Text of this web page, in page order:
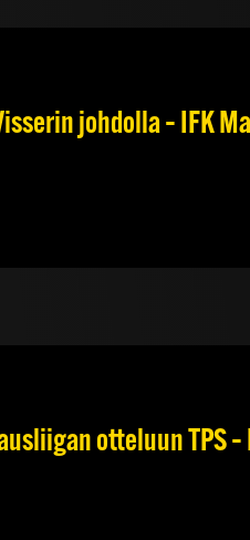
johdolla – IFK
otteluun TPS